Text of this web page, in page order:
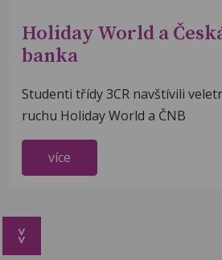
Holiday World a
banka
Studenti třídy 3CR navštívili
ruchu Holiday World a ČNB
více
>>